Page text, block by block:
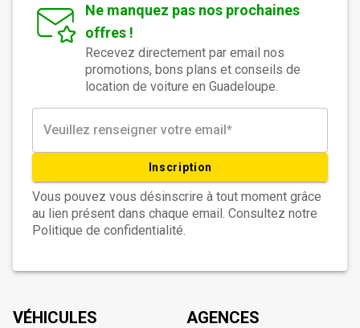
Ne manquez pas nos prochaines
offres !
Recevez directement par email nos
promotions, bons plans et conseils de
location de voiture en Guadeloupe.
Inscription
Vous pouvez vous désinscrire à tout moment grâce
au lien présent dans chaque email. Consultez notre
Politique de confidentialité.
VÉHICULES AGENCES